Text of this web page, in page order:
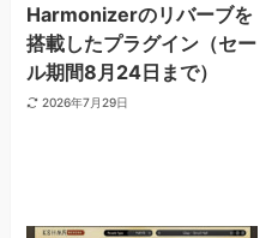
Harmonizerのリバーブを
搭載したプラグイン（セー
ル期間8月24日まで）
2026年7月29日